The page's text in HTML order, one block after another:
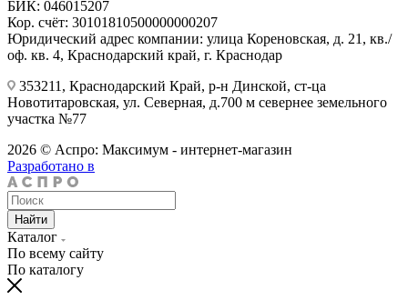
БИК: 046015207
Кор. счёт: 30101810500000000207
Юридический адрес компании: улица Кореновская, д. 21, кв./
оф. кв. 4, Краснодарский край, г. Краснодар
353211, Краснодарский Край, р-н Динской, ст-ца
Новотитаровская, ул. Северная, д.700 м севернее земельного
участка №77
2026 © Аспро: Максимум - интернет-магазин
Разработано в
Найти
Каталог
По всему сайту
По каталогу